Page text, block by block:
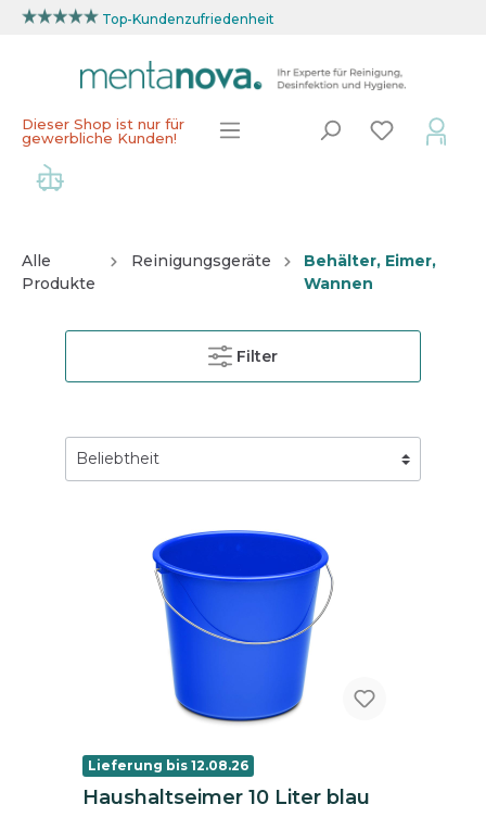
Top-Kundenzufriedenheit
Dieser Shop ist nur für
gewerbliche Kunden!
Alle
Produkte
Reinigungsgeräte
Behälter, Eimer,
Wannen
Filter
Lieferung bis 12.08.26
Haushaltseimer 10 Liter blau